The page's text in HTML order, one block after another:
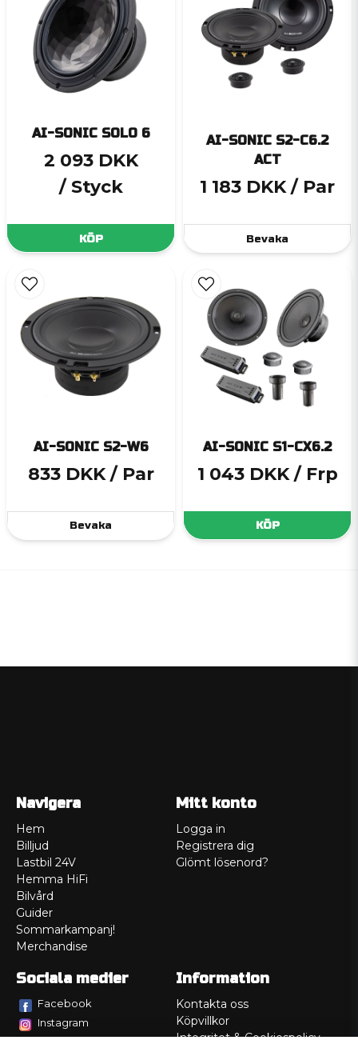
AI-SONIC SOLO 6
2 093 DKK
/ Styck
KÖP
AI-SONIC S2-C6.2
ACT
1 183 DKK / Par
Bevaka
AI-SONIC S2-W6
833 DKK / Par
Bevaka
AI-SONIC S1-CX6.2
1 043 DKK / Frp
KÖP
Navigera
Hem
Billjud
Lastbil 24V
Hemma HiFi
Bilvård
Guider
Sommarkampanj!
Merchandise
Mitt konto
Logga in
Registrera dig
Glömt lösenord?
Sociala medier
Facebook
Instagram
Information
Kontakta oss
Köpvillkor
Integritet & Cookiespolicy